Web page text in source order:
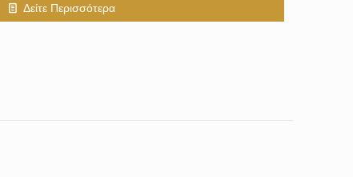
Δείτε Περισσότερα